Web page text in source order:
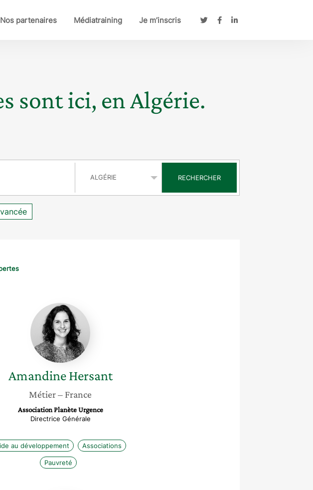
Nos partenaires Médiatraining Je m’inscris
sont ici, en Algérie.
RECHERCHER
Amandine
Hersant
Amandine Hersant
Métier– France
Association Planète Urgence
Directrice Générale
au développement Associations
Pauvreté